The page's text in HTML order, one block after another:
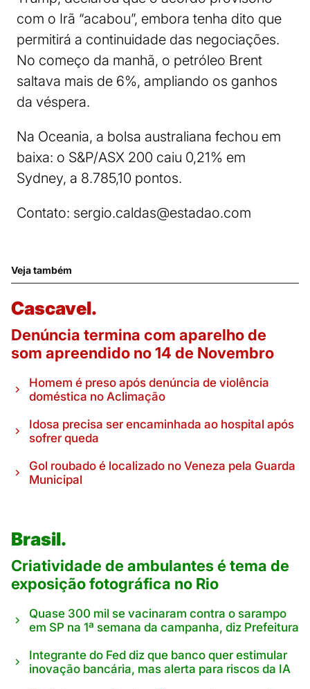
com o Irã “acabou”, embora tenha dito que
permitirá a continuidade das negociações.
No começo da manhã, o petróleo Brent
saltava mais de 6%, ampliando os ganhos
da véspera.
Na Oceania, a bolsa australiana fechou em
baixa: o S&P/ASX 200 caiu 0,21% em
Sydney, a 8.785,10 pontos.
Contato: sergio.caldas@estadao.com
Veja também
Cascavel.
Denúncia termina com aparelho de
som apreendido no 14 de Novembro
Homem é preso após denúncia de violência
doméstica no Aclimação
Idosa precisa ser encaminhada ao hospital após
sofrer queda
Gol roubado é localizado no Veneza pela Guarda
Municipal
Brasil.
Criatividade de ambulantes é tema de
exposição fotográfica no Rio
Quase 300 mil se vacinaram contra o sarampo
em SP na 1ª semana da campanha, diz Prefeitura
Integrante do Fed diz que banco quer estimular
inovação bancária, mas alerta para riscos da IA